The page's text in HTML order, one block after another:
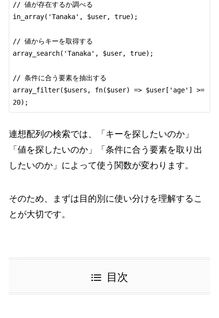
// 値が存在するか調べる
in_array('Tanaka', $user, true);
// 値からキーを取得する
array_search('Tanaka', $user, true);
// 条件に合う要素を抽出する
array_filter($users, fn($user) => $user['age'] >=
連想配列の検索では、「キーを探したいのか」
「値を探したいのか」「条件に合う要素を取り出
したいのか」によって使う関数が変わります。
そのため、まずは目的別に使い分けを理解するこ
とが大切です。
目次